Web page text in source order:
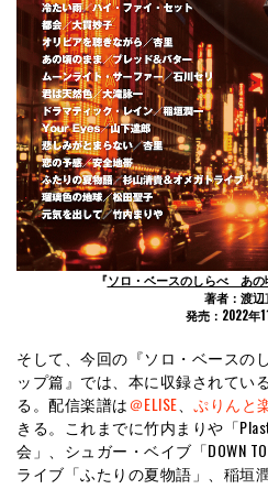
『ソロ・ベースのしらべ あの
著者：渡辺
発売：2022年
そして、今回の『ソロ・ベース
ップ篇』では、本に収録されてい
る。配信楽譜は＠ELISE ぷりんと
きる。これまでに竹内まりや「
会」、シュガー・ベイブ「DOWN
ライブ「ふたりの夏物語」、稲垣